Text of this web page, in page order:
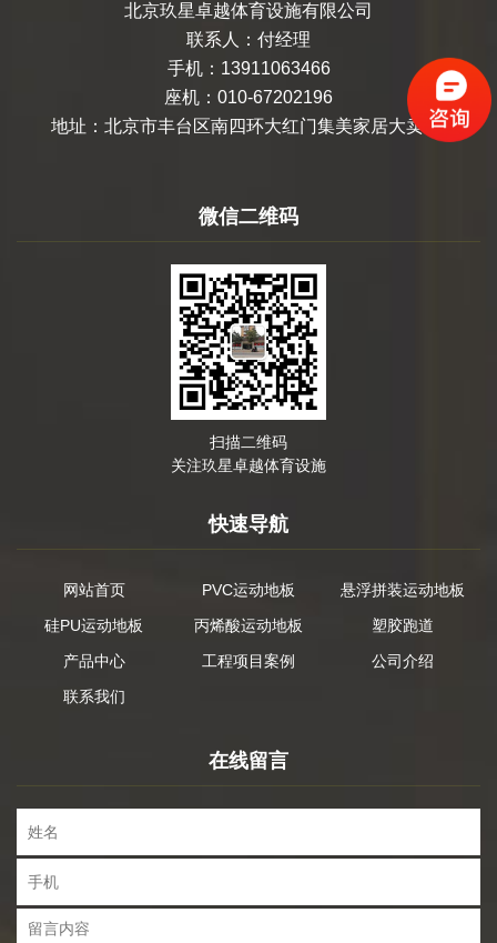
北京玖星卓越体育设施有限公司
联系人：付经理
手机：13911063466
座机：010-67202196
地址：北京市丰台区南四环大红门集美家居大卖场
微信二维码
扫描二维码
关注玖星卓越体育设施
快速导航
网站首页 PVC运动地板
悬浮拼装运动地板
硅PU运动地板
丙烯酸运动地板
塑胶跑道
产品中心
工程项目案例
公司介绍
联系我们
在线留言